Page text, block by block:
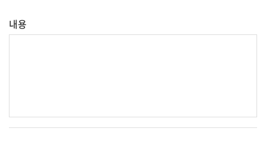
내용